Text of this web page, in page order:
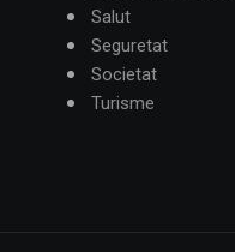
Salut
Seguretat
Societat
Turisme